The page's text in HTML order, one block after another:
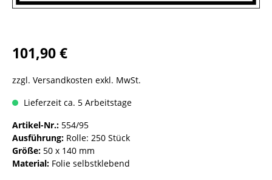
101,90 €
zzgl. Versandkosten exkl. MwSt.
Lieferzeit ca. 5 Arbeitstage
Artikel-Nr.: 554/95
Ausführung: Rolle: 250 Stück
Größe: 50 x 140 mm
Material: Folie selbstklebend